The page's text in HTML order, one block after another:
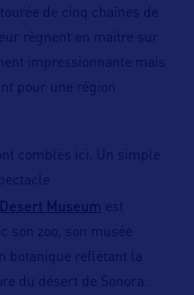
de cinq chaînes de
règnent en maître sur
impressionnante mais
pour une région
comblés ici. Un simple
Museum est
son zoo, son musée
botanique reflétant la
du désert de Sonora.